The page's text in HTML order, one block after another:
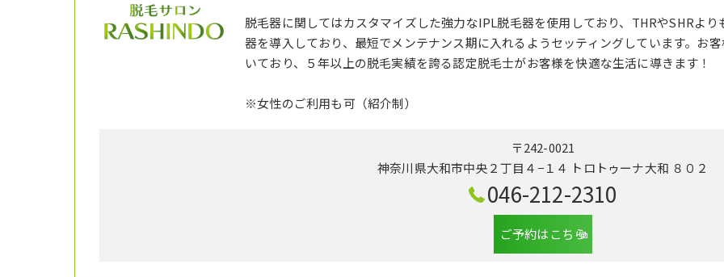
脱毛器に関してはカスタマイズした強力なIPL脱毛器を使用しており、THRやSHRよ
器を導入しており、最短でメンテナンス期に入れるようセッティングしています。お
いており、５年以上の脱毛実績を誇る認定脱毛士がお客様を快適な生活に導きます！
※女性のご利用も可（紹介制）
〒242-0021
神奈川県大和市中央２丁目４−１４ トロトゥーナ大和 ８０２
046-212-2310
ご予約はこちら